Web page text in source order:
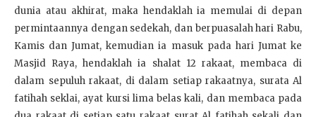
dunia atau akhirat, maka hendaklah ia memulai di depan
permintaannya dengan sedekah, dan berpuasalah hari Rabu,
Kamis dan Jumat, kemudian ia masuk pada hari Jumat ke
Masjid Raya, hendaklah ia shalat 12 rakaat, membaca di
dalam sepuluh rakaat, di dalam setiap rakaatnya, surata Al
fatihah seklai, ayat kursi lima belas kali, dan membaca pada